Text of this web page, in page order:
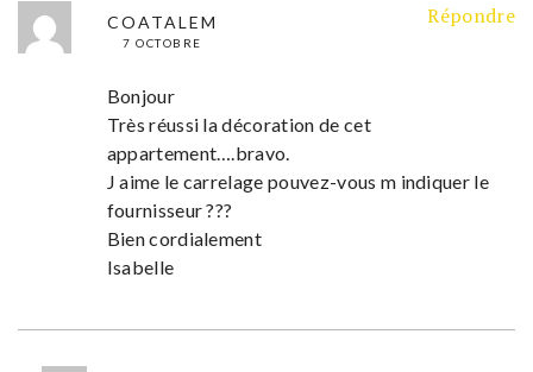
COATALEM
7 OCTOBRE
Répondre
Bonjour
Très réussi la décoration de cet
appartement….bravo.
J aime le carrelage pouvez-vous m indiquer le
fournisseur ???
Bien cordialement
Isabelle